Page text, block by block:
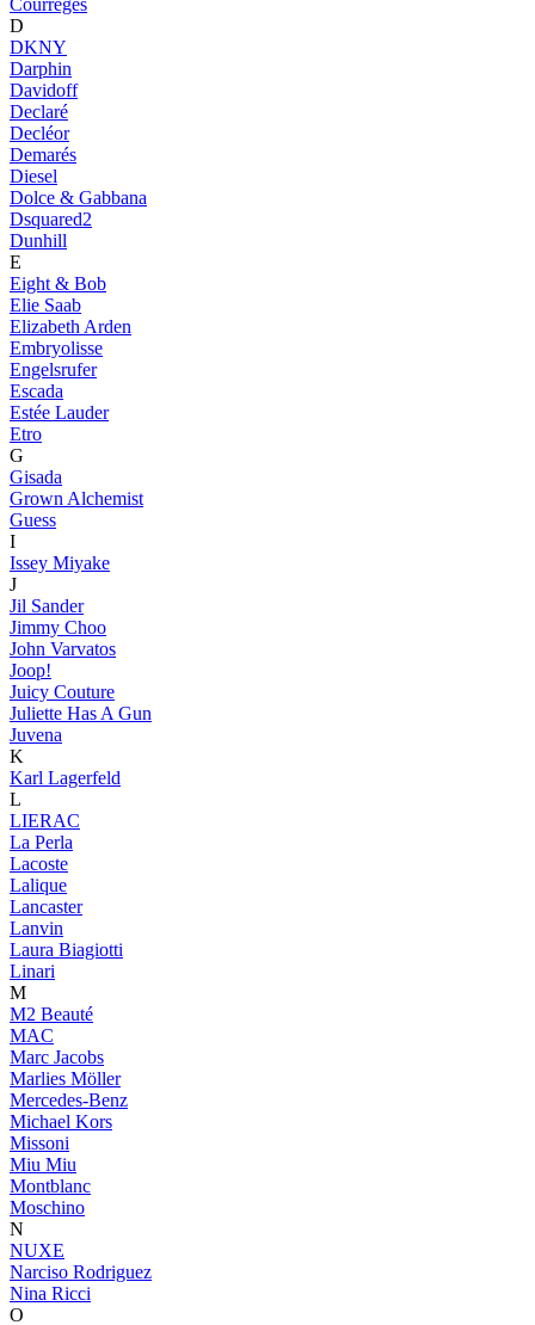
Courrèges
D
DKNY
Darphin
Davidoff
Declaré
Decléor
Demarés
Diesel
Dolce & Gabbana
Dsquared2
Dunhill
E
Eight & Bob
Elie Saab
Elizabeth Arden
Embryolisse
Engelsrufer
Escada
Estée Lauder
Etro
G
Gisada
Grown Alchemist
Guess
I
Issey Miyake
J
Jil Sander
Jimmy Choo
John Varvatos
Joop!
Juicy Couture
Juliette Has A Gun
Juvena
K
Karl Lagerfeld
L
LIERAC
La Perla
Lacoste
Lalique
Lancaster
Lanvin
Laura Biagiotti
Linari
M
M2 Beauté
MAC
Marc Jacobs
Marlies Möller
Mercedes-Benz
Michael Kors
Missoni
Miu Miu
Montblanc
Moschino
N
NUXE
Narciso Rodriguez
Nina Ricci
O